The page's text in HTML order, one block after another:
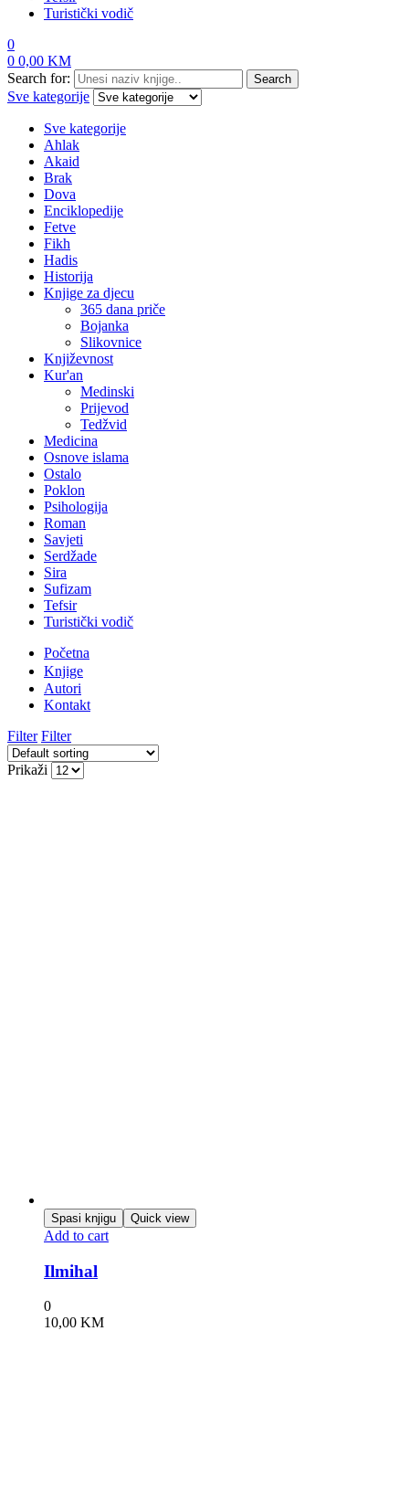
Turistički vodič
0
0 0,00 KM
Search for:
Search
Sve kategorije
Sve kategorije
Ahlak
Akaid
Brak
Dova
Enciklopedije
Fetve
Fikh
Hadis
Historija
Knjige za djecu
365 dana priče
Bojanka
Slikovnice
Književnost
Kur'an
Medinski
Prijevod
Tedžvid
Medicina
Osnove islama
Ostalo
Poklon
Psihologija
Roman
Savjeti
Serdžade
Sira
Sufizam
Tefsir
Turistički vodič
Početna
Knjige
Autori
Kontakt
Filter Filter
Prikaži
Spasi knjigu Quick view
Add to cart
Ilmihal
0
10,00 KM